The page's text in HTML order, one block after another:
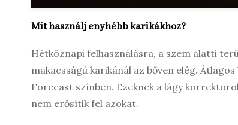
Mit használj enyhébb karikákhoz?
Hétköznapi felhasználásra, a szem alatti
makacsságú karikánál az bőven elég.
Forecast színben. Ezeknek a lágy
nem erősítik fel azokat.